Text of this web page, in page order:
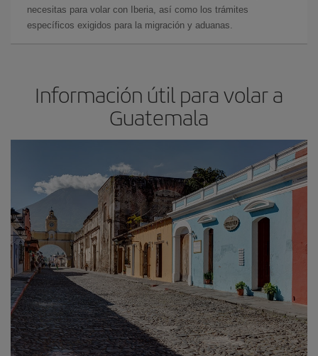
necesitas para volar con Iberia, así como los trámites
específicos exigidos para la migración y aduanas.
Información útil para volar a
Guatemala